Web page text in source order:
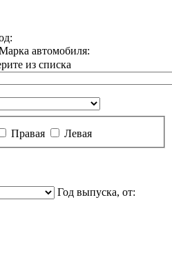
автомобиля:
из списка
Правая
Левая
Год выпуска, от: